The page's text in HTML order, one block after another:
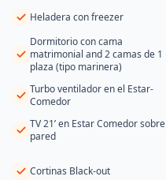
Heladera con freezer
Dormitorio con cama
matrimonial and 2 camas de 1
plaza (tipo marinera)
Turbo ventilador en el Estar-
Comedor
TV 21’ en Estar Comedor sobre
pared
Cortinas Black-out